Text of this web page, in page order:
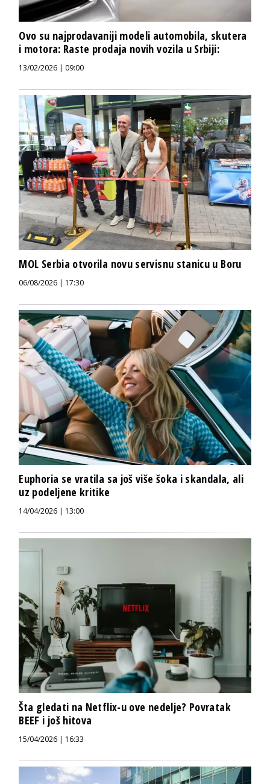
Ovo su najprodavaniji modeli automobila, skutera
i motora: Raste prodaja novih vozila u Srbiji:
13/02/2026 | 09:00
MOL Serbia otvorila novu servisnu stanicu u Boru
06/08/2026 | 17:30
Euphoria se vratila sa još više šoka i skandala, ali
uz podeljene kritike
14/04/2026 | 13:00
Šta gledati na Netflix-u ove nedelje? Povratak
BEEF i još hitova
15/04/2026 | 16:33